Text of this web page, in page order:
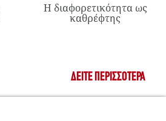
Η διαφορετικότητα ως
καθρέφτης
ΔΕΊΤΕ ΠΕΡΙΣΣΌΤΕΡΑ